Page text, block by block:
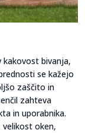
bivanja,
se kažejo
zaščito in
zahteva
in uporabnika.
oken,